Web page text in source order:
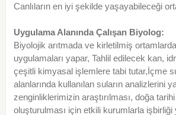
Canlıların en iyi şekilde yaşayabileceği
Uygulama Alanında Çalışan Biyolog:
Biyolojik arıtmada ve kirletilmiş
uygulamaları yapar, Tahlil edilecek kan,
çeşitli kimyasal işlemlere tabi tutar,İçme
alanlarında kullanılan suların analizlerini
zenginliklerimizin araştırılması, doğa
oluşturulması için etkili kurumlarla işbirliği